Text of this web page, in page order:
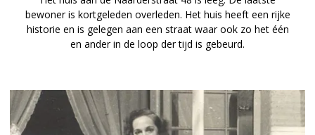
bewoner is kortgeleden overleden. Het huis heeft een rijke
historie en is gelegen aan een straat waar ook zo het één
en ander in de loop der tijd is gebeurd.